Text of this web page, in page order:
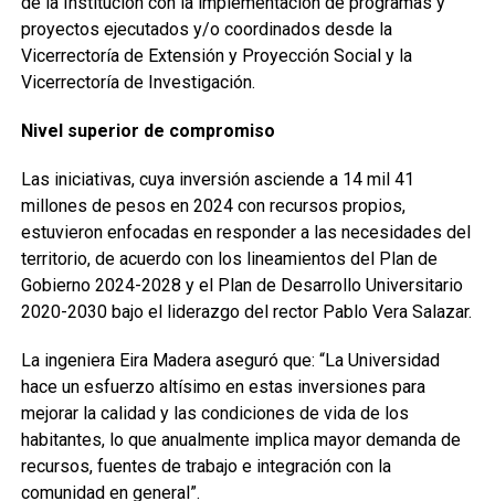
proyectos ejecutados y/o coordinados desde la
Vicerrectoría de Extensión y Proyección Social y la
Vicerrectoría de Investigación.
Nivel superior de compromiso
Las iniciativas, cuya inversión asciende a 14 mil 41
millones de pesos en 2024 con recursos propios,
estuvieron enfocadas en responder a las necesidades del
territorio, de acuerdo con los lineamientos del Plan de
Gobierno 2024-2028 y el Plan de Desarrollo Universitario
2020-2030 bajo el liderazgo del rector Pablo Vera Salazar.
La ingeniera Eira Madera aseguró que: “La Universidad
hace un esfuerzo altísimo en estas inversiones para
mejorar la calidad y las condiciones de vida de los
habitantes, lo que anualmente implica mayor demanda de
recursos, fuentes de trabajo e integración con la
comunidad en general”.